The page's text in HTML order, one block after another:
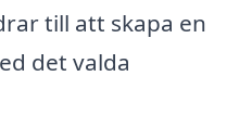
till att skapa en
det valda